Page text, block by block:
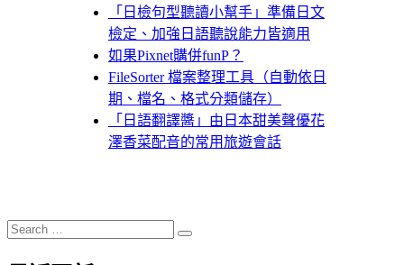
「日檢句型聽讀小幫手」準備日文
檢定、加強日語聽說能力皆適用
如果Pixnet購併funP？
FileSorter 檔案整理工具（自動依日
期、檔名、格式分類儲存）
「日語翻譯醬」由日本甜美聲優花
澤香菜配音的常用旅遊會話
Search
for:
Search